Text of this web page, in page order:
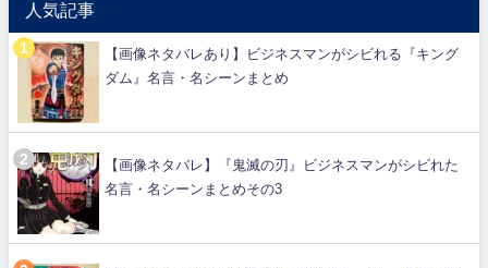
人気記事
【画像ネタバレあり】ビジネスマンがシビれる『キング
ダム』名言・名シーンまとめ
【画像ネタバレ】『鬼滅の刃』ビジネスマンがシビれた
名言・名シーンまとめその3